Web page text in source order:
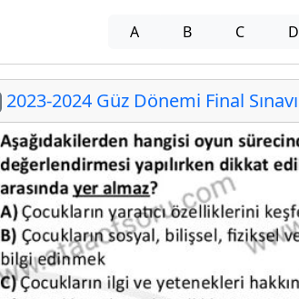
A B C D
2023-2024 Güz Dönemi Final Sınavı